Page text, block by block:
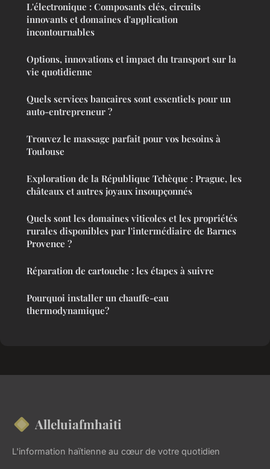
L'électronique : Composants clés, circuits
innovants et domaines d'application
incontournables
Options, innovations et impact du transport sur la
vie quotidienne
Quels services bancaires sont essentiels pour un
auto-entrepreneur ?
Trouvez le massage parfait pour vos besoins à
Toulouse
Exploration de la République Tchèque : Prague, les
châteaux et autres joyaux insoupçonnés
Quels sont les domaines viticoles et les propriétés
rurales disponibles par l'intermédiaire de Barnes
Provence ?
Réparation de cartouche : les étapes à suivre
Pourquoi installer un chauffe-eau
thermodynamique?
Alleluiafmhaiti
L'information haïtienne au cœur de votre quotidien